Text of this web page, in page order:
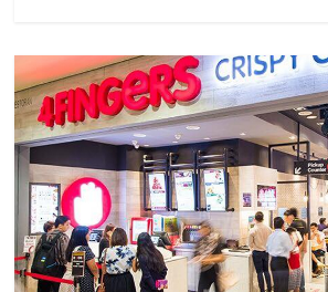
ไชส์,
ที่
ปรึกษา
แฟ